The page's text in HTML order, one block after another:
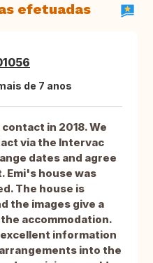
efetuadas
de 7 anos
in 2018. We
via the Intervac
dates and agree
Emi's house was
The house is
the images give a
accommodation.
information
into the